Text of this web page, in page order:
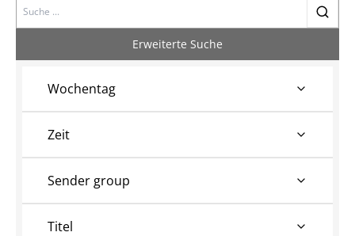
Search
Erweiterte Suche
Wochentag
Zeit
Sender group
Titel